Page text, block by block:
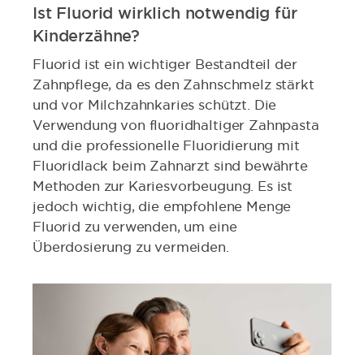
Ist Fluorid wirklich notwendig für
Kinderzähne?
Fluorid ist ein wichtiger Bestandteil der
Zahnpflege, da es den Zahnschmelz stärkt
und vor Milchzahnkaries schützt. Die
Verwendung von fluoridhaltiger Zahnpasta
und die professionelle Fluoridierung mit
Fluoridlack beim Zahnarzt sind bewährte
Methoden zur Kariesvorbeugung. Es ist
jedoch wichtig, die empfohlene Menge
Fluorid zu verwenden, um eine
Überdosierung zu vermeiden.